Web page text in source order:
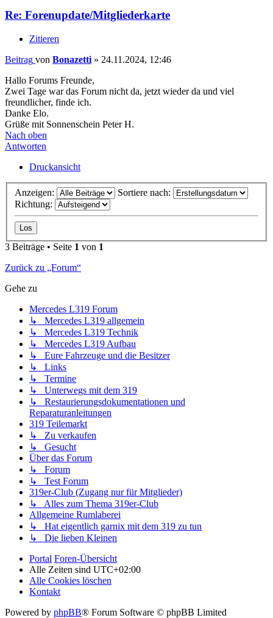
Re: Forenupdate/Mitgliederkarte
Zitieren
Beitrag von Bonazetti » 24.11.2024, 12:46
Hallo Forums Freunde,
Zwei Tage war das Forum nicht da, jetzt wieder da und viel
freundlicher, finde ich.
Danke Elo.
Grüße mit Sonnenschein Peter H.
Nach oben
Antworten
Druckansicht
Anzeigen:
Sortiere nach:
Richtung:
3 Beiträge • Seite 1 von 1
Zurück zu „Forum“
Gehe zu
Mercedes L319 Forum
↳ Mercedes L319 allgemein
↳ Mercedes L319 Technik
↳ Mercedes L319 Aufbau
↳ Eure Fahrzeuge und die Besitzer
↳ Links
↳ Termine
↳ Unterwegs mit dem 319
↳ Restaurierungsdokumentationen und
Reparaturanleitungen
319 Teilemarkt
↳ Zu verkaufen
↳ Gesucht
Über das Forum
↳ Forum
↳ Test Forum
319er-Club (Zugang nur für Mitglieder)
↳ Alles zum Thema 319er-Club
Allgemeine Rumlaberei
↳ Hat eigentlich garnix mit dem 319 zu tun
↳ Die lieben Kleinen
Portal Foren-Übersicht
Alle Zeiten sind UTC+02:00
Alle Cookies löschen
Kontakt
Powered by phpBB® Forum Software © phpBB Limited